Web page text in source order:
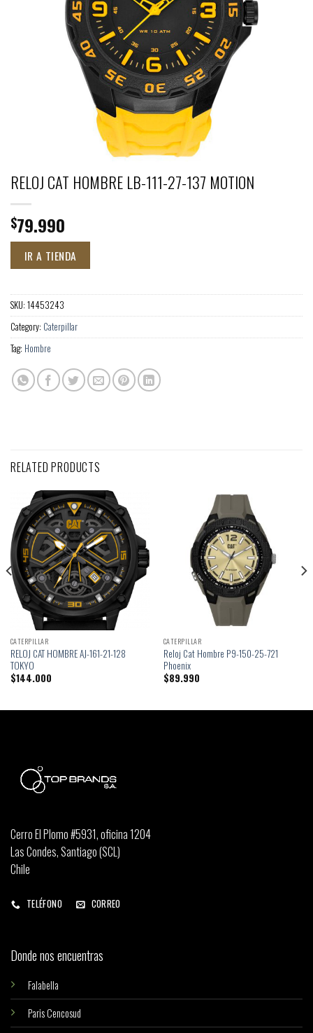
RELOJ CAT HOMBRE LB-111-27-137 MOTION
$79.990
IR A TIENDA
SKU: 14453243
Category: Caterpillar
Tag: Hombre
RELATED PRODUCTS
CATERPILLAR
RELOJ CAT HOMBRE AJ-161-21-128
TOKYO
$144.000
CATERPILLAR
Reloj Cat Hombre P9-150-25-721
Phoenix
$89.990
Cerro El Plomo #5931, oficina 1204
Las Condes, Santiago (SCL)
Chile
TELÉFONO CORREO
Donde nos encuentras
Falabella
Paris Cencosud